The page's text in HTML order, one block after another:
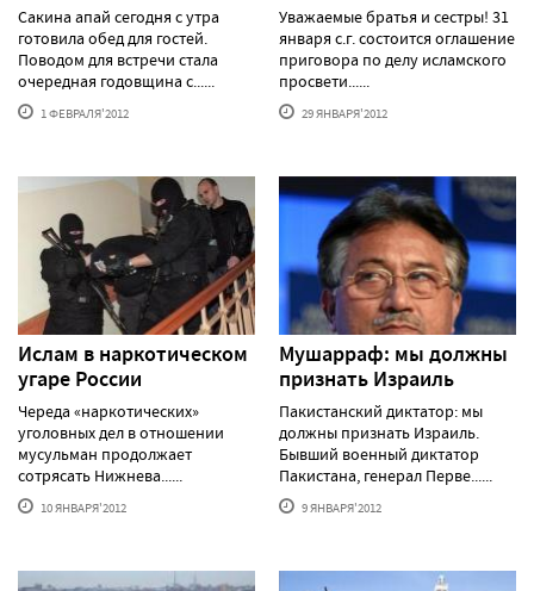
Сакина апай сегодня с утра
готовила обед для гостей.
Поводом для встречи стала
очередная годовщина с......
1 ФЕВРАЛЯ'2012
Уважаемые братья и сестры! 31
января с.г. состоится оглашение
приговора по делу исламского
просвети......
29 ЯНВАРЯ'2012
Ислам в наркотическом
угаре России
Череда «наркотических»
уголовных дел в отношении
мусульман продолжает
сотрясать Нижнева......
10 ЯНВАРЯ'2012
Мушарраф: мы должны
признать Израиль
Пакистанский диктатор: мы
должны признать Израиль.
Бывший военный диктатор
Пакистана, генерал Перве......
9 ЯНВАРЯ'2012